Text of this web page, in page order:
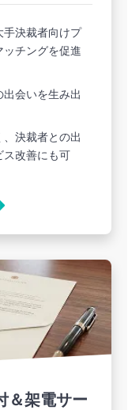
手決裁者向けプ
ッチングを促進
会いを生み出
決裁者との出
ス改善にも可
＆架電サー